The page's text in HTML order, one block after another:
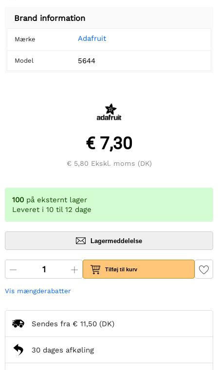
Brand information
Mærke Adafruit
Model 5644
€ 7,30
€ 5,80 Ekskl. moms (DK)
100 på eksternt lager
Leveret i 10 til 12 dage
Lagermeddelelse
Tilføj til kurv
Vis mængderabatter
Sendes fra € 11,50 (DK)
30 dages afkøling